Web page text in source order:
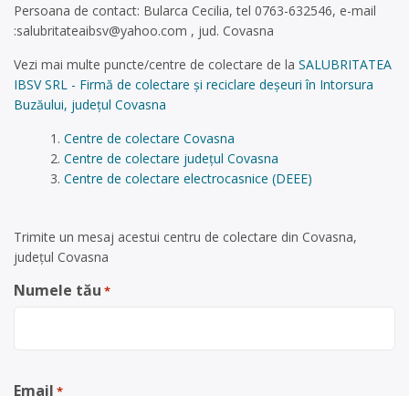
Persoana de contact: Bularca Cecilia, tel 0763-632546, e-mail
:salubritateaibsv@yahoo.com , jud. Covasna
Vezi mai multe puncte/centre de colectare de la SALUBRITATEA
IBSV SRL - Firmă de colectare și reciclare deșeuri în Intorsura
Buzăului, județul Covasna
Centre de colectare Covasna
Centre de colectare județul Covasna
Centre de colectare electrocasnice (DEEE)
Trimite un mesaj acestui centru de colectare din Covasna,
județul Covasna
Numele tău *
Email *